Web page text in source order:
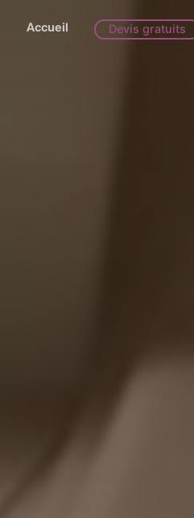
Accueil Devis gratuits